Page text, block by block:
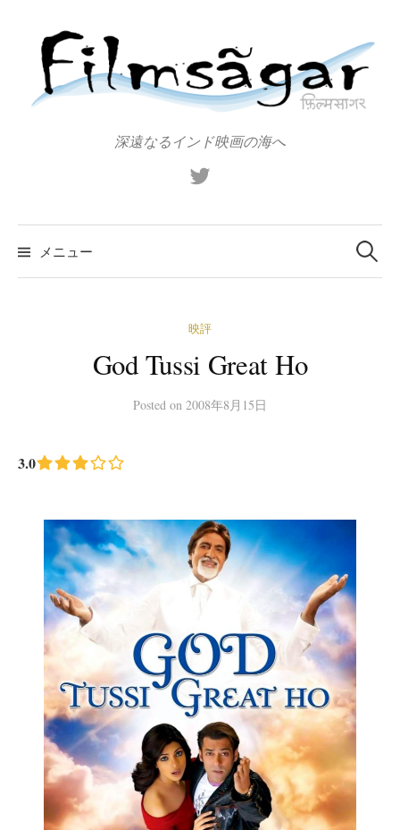
プ
深遠なるインド映画の海へ
メニュー
検
索:
映評
God Tussi Great Ho
Posted on 2008年8月15日
3.0